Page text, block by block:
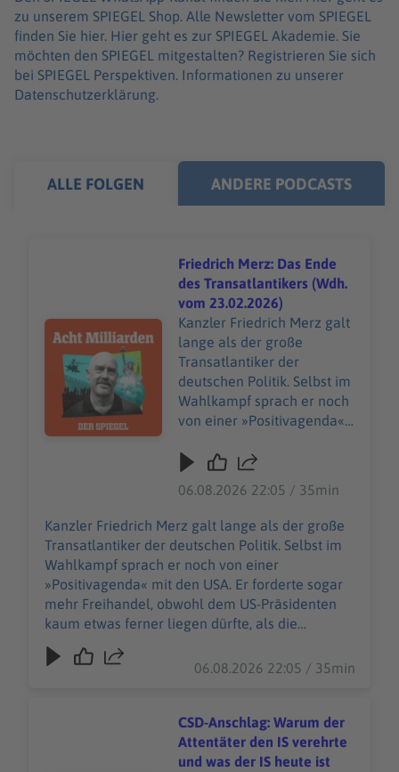
zu unserem SPIEGEL Shop. Alle Newsletter vom SPIEGEL
finden Sie hier. Hier geht es zur SPIEGEL Akademie. Sie
möchten den SPIEGEL mitgestalten? Registrieren Sie sich
bei SPIEGEL Perspektiven. Informationen zu unserer
Datenschutzerklärung.
ALLE FOLGEN ANDERE PODCASTS
Audiotitel - Friedrich Merz: Das Ende des
Friedrich Merz: Das Ende
des Transatlantikers (Wdh.
vom 23.02.2026)
Kanzler Friedrich Merz galt
lange als der große
Transatlantiker der
deutschen Politik. Selbst im
Wahlkampf sprach er noch
von einer »Positivagenda«
sogar mehr Freihandel,
Präsidenten kaum etwas
ferner liegen dürfte, als die
Vereinigten Staaten weiter
für Produkte aus
Deutschland zu öffnen. Nun
hat Merz auf der Münchner
Sicherheitskonferenz eine
bemerkenswerte Rede
bedingungslosen
vorerst niemand mehr
sprechen. In dieser Folge
von »Acht Milliarden«
06.08.2026 22:05 / 35min
Kanzler Friedrich Merz galt lange als der große
Transatlantiker der deutschen Politik. Selbst im
Wahlkampf sprach er noch von einer
»Positivagenda« mit den USA. Er forderte sogar
mehr Freihandel, obwohl dem US-Präsidenten
kaum etwas ferner liegen dürfte, als die
Vereinigten Staaten weiter für Produkte aus
Deutschland zu öffnen. Nun hat Merz auf der
bedingungslosen Transatlantiker Merz dürfte
vorerst niemand mehr sprechen. In dieser Folge
von »Acht Milliarden« spricht Host Juan Moreno
06.08.2026 22:05 / 35min
CSD-Anschlag: Warum der
Attentäter den IS verehrte
und was der IS heute ist